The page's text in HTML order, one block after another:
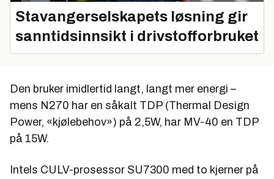
Stavangerselskapets løsning gir
sanntidsinnsikt i drivstofforbruket
Den bruker imidlertid langt, langt mer energi –
mens N270 har en såkalt TDP (Thermal Design
Power, «kjølebehov») på 2,5W, har MV-40 en TDP
på 15W.
Intels CULV-prosessor SU7300 med to kjerner på